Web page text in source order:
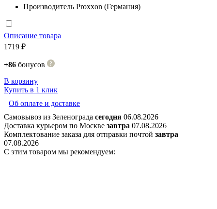
Производитель Proxxon (Германия)
Описание товара
1719 ₽
+86 бонусов
В корзину
Купить в 1 клик
Об оплате и доставке
Самовывоз из Зеленограда сегодня 06.08.2026
Доставка курьером по Москве завтра 07.08.2026
Комплектование заказа для отправки почтой завтра
07.08.2026
С этим товаром мы рекомендуем: